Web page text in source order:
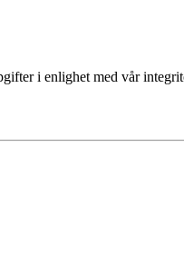
i enlighet med vår